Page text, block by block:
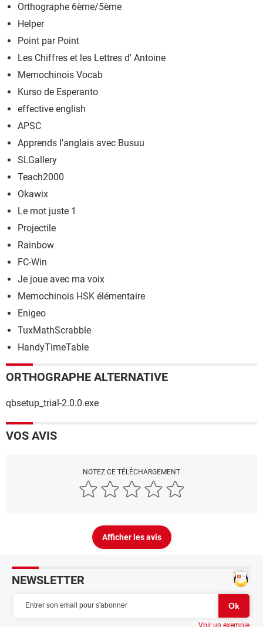
Orthographe 6ème/5ème
Helper
Point par Point
Les Chiffres et les Lettres d' Antoine
Memochinois Vocab
Kurso de Esperanto
effective english
APSC
Apprends l'anglais avec Busuu
SLGallery
Teach2000
Okawix
Le mot juste 1
Projectile
Rainbow
FC-Win
Je joue avec ma voix
Memochinois HSK élémentaire
Enigeo
TuxMathScrabble
HandyTimeTable
ORTHOGRAPHE ALTERNATIVE
qbsetup_trial-2.0.0.exe
VOS AVIS
NOTEZ CE TÉLÉCHARGEMENT
Afficher les avis
NEWSLETTER
Voir un exemple